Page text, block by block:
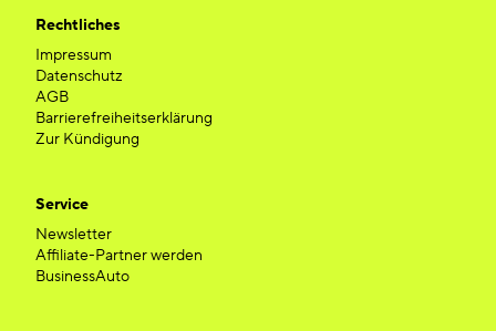
Rechtliches
Impressum
Datenschutz
AGB
Barrierefreiheitserklärung
Zur Kündigung
Service
Newsletter
Affiliate-Partner werden
BusinessAuto